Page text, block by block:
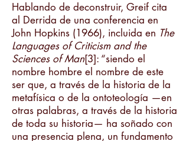
Hablando de deconstruir, Greif cita
al Derrida de una conferencia en
John Hopkins (1966), incluida en The
Languages of Criticism and the
Sciences of Man[3]: “siendo el
nombre hombre el nombre de este
ser que, a través de la historia de la
metafísica o de la ontoteología —en
otras palabras, a través de la historia
de toda su historia— ha soñado con
una presencia plena, un fundamento